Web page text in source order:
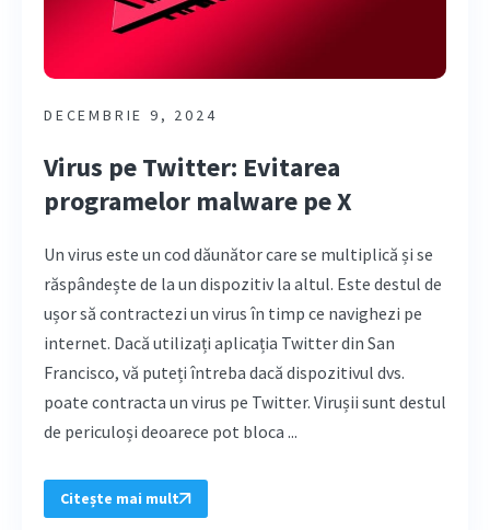
DECEMBRIE 9, 2024
Virus pe Twitter: Evitarea
programelor malware pe X
Un virus este un cod dăunător care se multiplică și se
răspândește de la un dispozitiv la altul. Este destul de
ușor să contractezi un virus în timp ce navighezi pe
internet. Dacă utilizați aplicația Twitter din San
Francisco, vă puteți întreba dacă dispozitivul dvs.
poate contracta un virus pe Twitter. Virușii sunt destul
de periculoși deoarece pot bloca ...
Citește mai mult